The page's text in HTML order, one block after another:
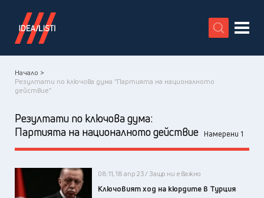
X
Начало >
Резултати по ключова дума "Партията на националното
действие"
Резултати по ключова дума:
Партията на националното действие Намерени 1
08:11, 18 апр 23 / Защо ни е важно
Ключовият ход на кюрдите в Турция